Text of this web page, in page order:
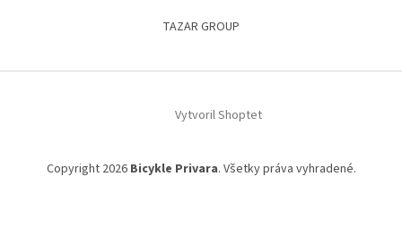
TAZAR GROUP
Vytvoril Shoptet
Copyright 2026 Bicykle Privara. Všetky práva vyhradené.